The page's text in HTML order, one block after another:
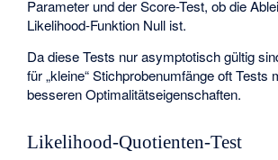
Parameter und der Score-Test, ob die
Likelihood-Funktion Null ist.
Da diese Tests nur asymptotisch gültig
für „kleine“ Stichprobenumfänge oft Tests
besserenOptimalitätseigenschaften.
Likelihood-Quotienten-Test